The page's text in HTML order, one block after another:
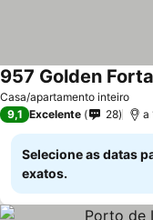
Casa/apartamento inteiro
957 Golden
9,1 Excelente 28 a
Selecione as datas
exatos.